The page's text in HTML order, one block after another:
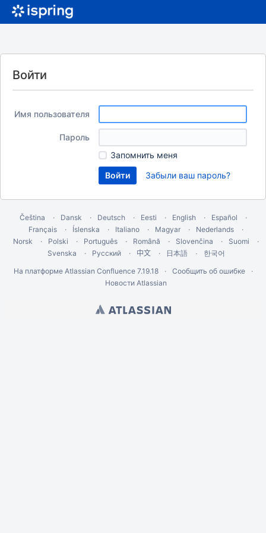
Войти
Имя пользователя
Пароль
Запомнить меня
Забыли ваш пароль?
Čeština Dansk Deutsch Eesti English
Español
Français
Íslenska Italiano Magyar
Nederlands
Norsk
Polski Português Română Slovenčina
Suomi
Svenska
Русский 中文 日本語
한국어
На платформе Atlassian Confluence 7.19.18
Сообщить об ошибке
Новости Atlassian